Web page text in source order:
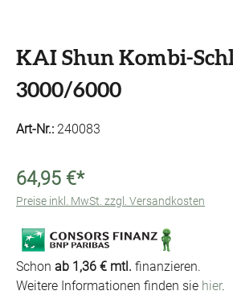
KAI Shun Kombi-
3000/6000
Art-Nr.: 240083
64,95 €*
Preise inkl. MwSt. zzgl. Versandkosten
Schon ab 1,36 € mtl. finanzieren.
Weitere Informationen finden sie hier.